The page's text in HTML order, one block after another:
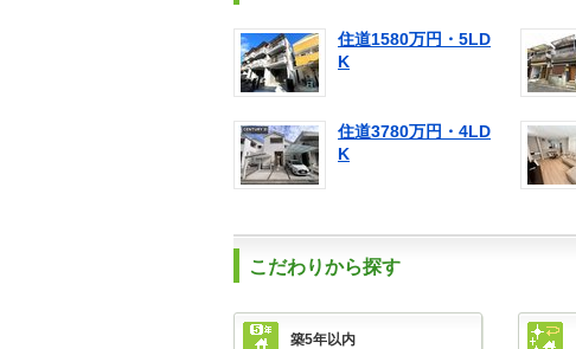
住道1580万円・5LD
K
住道3780万円・4LD
K
こだわりから探す
築5年以内